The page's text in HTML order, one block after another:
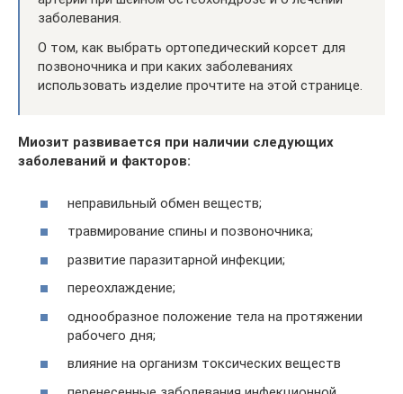
заболевания.
О том, как выбрать ортопедический корсет для
позвоночника и при каких заболеваниях
использовать изделие прочтите на этой странице.
Миозит развивается при наличии следующих
заболеваний и факторов:
неправильный обмен веществ;
травмирование спины и позвоночника;
развитие паразитарной инфекции;
переохлаждение;
однообразное положение тела на протяжении
рабочего дня;
влияние на организм токсических веществ